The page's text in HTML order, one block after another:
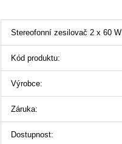
Stereofonní zesilovač 2 x 60 W
Kód produktu:
Výrobce:
Záruka:
Dostupnost: